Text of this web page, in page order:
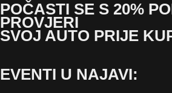
POČASTI SE S 20%
PROVJERI
SVOJ AUTO PRIJE
EVENTI U NAJAVI: